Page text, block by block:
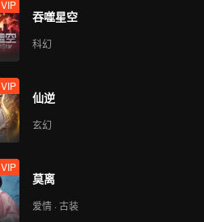
VIP
吞噬星空
科幻
VIP
仙逆
玄幻
VIP
莫离
爱情 · 古装